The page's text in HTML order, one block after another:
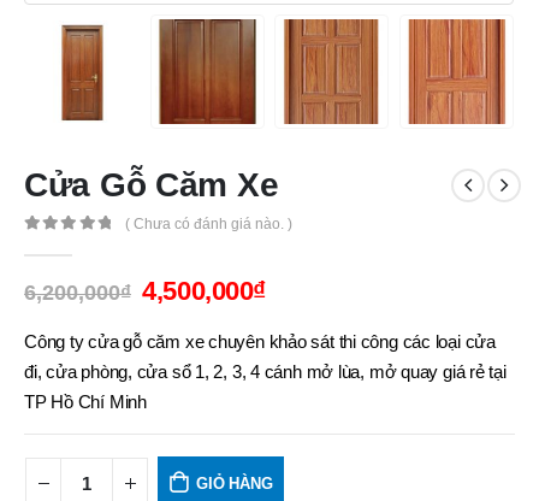
Cửa Gỗ Căm Xe
( Chưa có đánh giá nào. )
6,200,000₫ 4,500,000₫
Công ty cửa gỗ căm xe chuyên khảo sát thi công các loại cửa
đi, cửa phòng, cửa sổ 1, 2, 3, 4 cánh mở lùa, mở quay giá rẻ tại
TP Hồ Chí Minh
GIỎ HÀNG